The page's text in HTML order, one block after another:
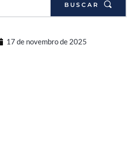
BUSCAR
17 de novembro de 2025